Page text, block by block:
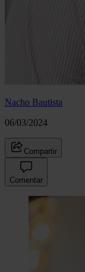
Nacho Bautista
06/03/2024
Compartir
Comentar